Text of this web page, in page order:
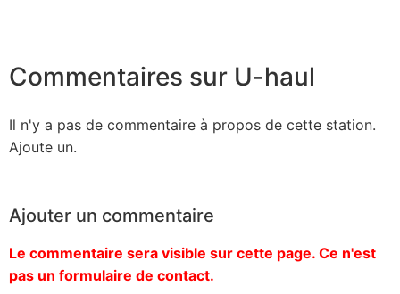
Commentaires sur U-haul
Il n'y a pas de commentaire à propos de cette station.
Ajoute un.
Ajouter un commentaire
Le commentaire sera visible sur cette page. Ce n'est
pas un formulaire de contact.